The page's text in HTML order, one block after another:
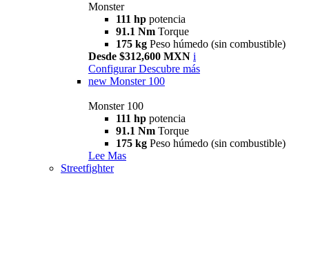
Monster
111 hp potencia
91.1 Nm Torque
175 kg Peso húmedo (sin combustible)
Desde $312,600 MXN i
Configurar Descubre más
new Monster 100
Monster 100
111 hp potencia
91.1 Nm Torque
175 kg Peso húmedo (sin combustible)
Lee Mas
Streetfighter